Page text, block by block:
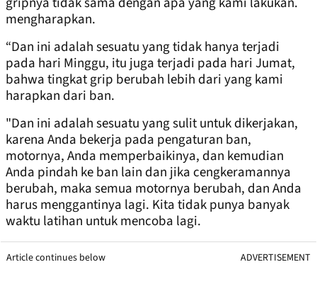
mengharapkan.
“Dan ini adalah sesuatu yang tidak hanya terjadi
pada hari Minggu, itu juga terjadi pada hari Jumat,
bahwa tingkat grip berubah lebih dari yang kami
harapkan dari ban.
"Dan ini adalah sesuatu yang sulit untuk dikerjakan,
karena Anda bekerja pada pengaturan ban,
motornya, Anda memperbaikinya, dan kemudian
Anda pindah ke ban lain dan jika cengkeramannya
berubah, maka semua motornya berubah, dan Anda
harus menggantinya lagi. Kita tidak punya banyak
waktu latihan untuk mencoba lagi.
Article continues below ADVERTISEMENT